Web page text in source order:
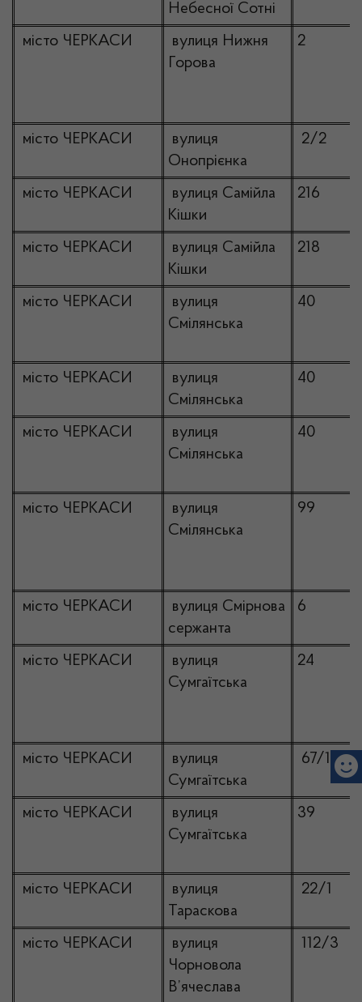
Небесної Сотні
місто ЧЕРКАСИ
вулиця Нижня
Горова
2
місто ЧЕРКАСИ
вулиця
Онопрієнка
2/2
місто ЧЕРКАСИ
вулиця Самійла
Кішки
216
місто ЧЕРКАСИ
вулиця Самійла
Кішки
218
місто ЧЕРКАСИ
вулиця
Смілянська
40
місто ЧЕРКАСИ
вулиця
Смілянська
40
місто ЧЕРКАСИ
вулиця
Смілянська
40
місто ЧЕРКАСИ
вулиця
Смілянська
99
місто ЧЕРКАСИ
вулиця Смірнова
сержанта
6
місто ЧЕРКАСИ
вулиця
Сумгаїтська
24
місто ЧЕРКАСИ
вулиця
Сумгаїтська
67/1
місто ЧЕРКАСИ
вулиця
Сумгаїтська
39
місто ЧЕРКАСИ
вулиця
Тараскова
22/1
місто ЧЕРКАСИ
вулиця
Чорновола
В’ячеслава
112/3